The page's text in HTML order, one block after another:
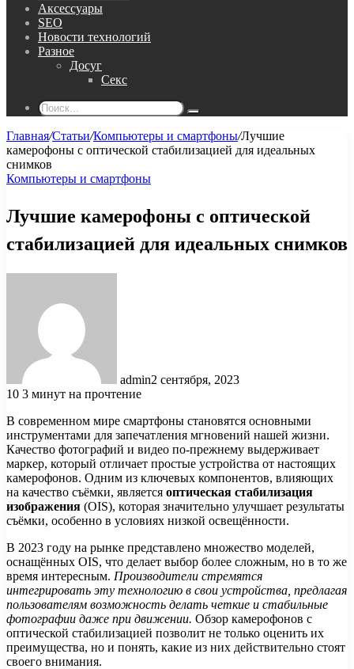
Аксессуары
SEO
Новости технологий
Разное
Досуг
Секс
Поиск...
Главная/Статьи/Компьютеры и смартфоны/Лучшие
камерофоны с оптической стабилизацией для идеальных
снимков
Компьютеры и смартфоны
Лучшие камерофоны с оптической
стабилизацией для идеальных снимков
admin2 сентября, 2023
10 3 минут на прочтение
В современном мире смартфоны становятся основными
инструментами для запечатления мгновений нашей жизни.
Качество фотографий и видео по-прежнему выдерживает
маркер, который отличает простые устройства от настоящих
камерофонов. Одним из ключевых компонентов, влияющих
на качество съёмки, является оптическая стабилизация
изображения (OIS), которая значительно улучшает результаты
съёмки, особенно в условиях низкой освещённости.
В 2023 году на рынке представлено множество моделей,
оснащённых OIS, что делает выбор более сложным, но в то же
время интересным. Производители стремятся
интегрировать эту технологию в свои устройства, предлагая
пользователям возможность делать четкие и стабильные
фотографии даже при движении. Обзор камерофонов с
оптической стабилизацией позволит не только оценить их
преимущества, но и понять, какие из них действительно стоят
своего внимания.